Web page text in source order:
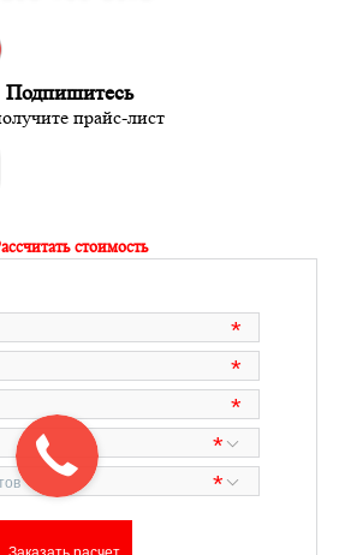
Подпишитесь
прайс-лист
стоимость